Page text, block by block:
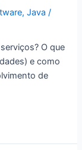
,Java /
O que
e como
de